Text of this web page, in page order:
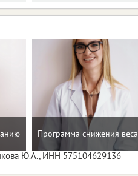
Программа снижения веса
Ю.А., ИНН 575104629136